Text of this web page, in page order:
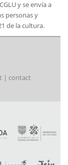
y se envía a
personas y
de la cultura.
| contact